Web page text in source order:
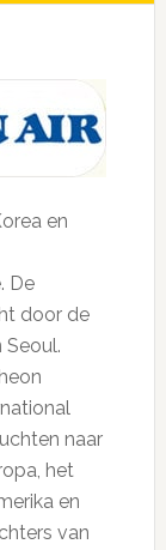
en
De
door de
naar
het
en
van